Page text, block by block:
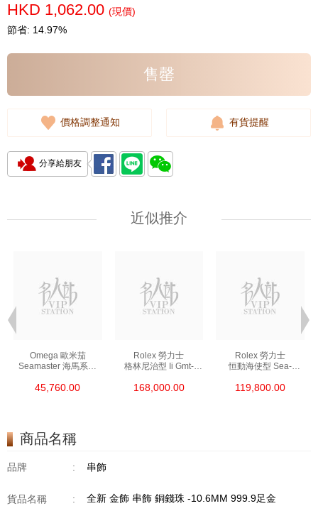
HKD 1,062.00 (現價)
節省: 14.97%
售罄
價格調整通知 有貨提醒
分享給朋友
近似推介
Omega 歐米茄
Seamaster 海馬系列
精鋼 Nekton Edition
45,760.00
Rolex 勞力士
格林尼治型 Ii Gmt-
0002 18kt玫瑰金/鋼
168,000.00
Rolex 勞力士
恒動海使型 Sea-
精鋼 單紅
119,800.00
商品名稱
品牌 : 串飾
貨品名稱 : 全新 金飾 串飾 銅錢珠 -10.6MM 999.9足金